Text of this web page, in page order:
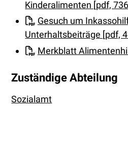
Kinderalimenten [pdf,
Gesuch um
Unterhaltsbeiträge [pdf,
Merkblatt
Zuständige Abteilung
Sozialamt